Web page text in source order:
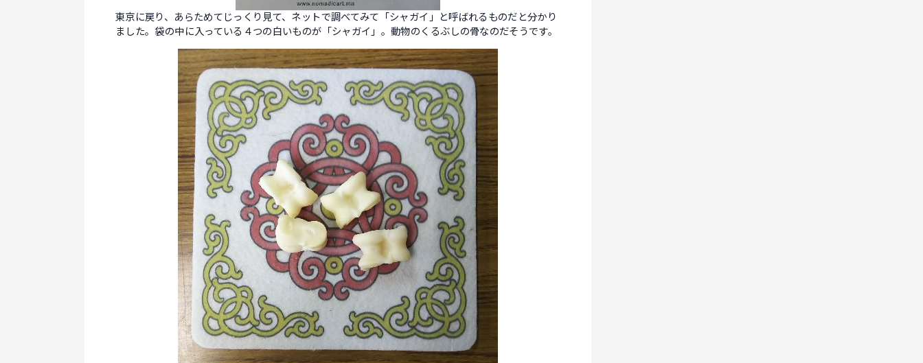
東京に戻り、あらためてじっくり見て、ネットで調べてみて「シャガイ」と呼ばれるものだと分かり
ました。袋の中に入っている４つの白いものが「シャガイ」。動物のくるぶしの骨なのだそうです。